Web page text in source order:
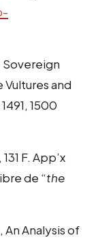
Sovereign
and
1500
F. App’x
de “the
An Analysis of